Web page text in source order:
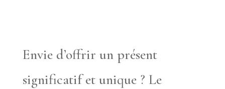
Envie d’offrir un présent
significatif et unique ? Le